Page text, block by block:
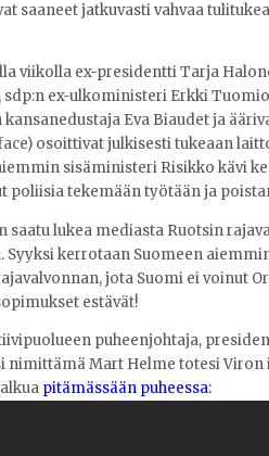
saaneet jatkuvasti vahvaa
viikolla ex-presidentti Tarja
sdp:n ex-ulkoministeri Erkki
kansanedustaja Eva Biaudet ja
osoittivat julkisesti tukeaan
sisäministeri Risikko kävi
poliisia tekemään työtään ja
saatu lukea mediasta Ruotsin
Syyksi kerrotaan Suomeen
jota Suomi ei voinut
estävät!
puheenjohtaja,
nimittämä Mart Helme totesi Viron
pitämässään puheessa: